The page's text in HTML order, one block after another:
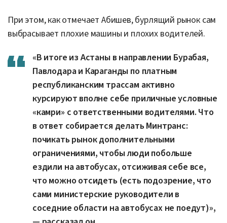
При этом, как отмечает Абишев, бурлящий рынок сам
выбрасывает плохие машины и плохих водителей.
«В итоге из Астаны в направлении Бурабая,
Павлодара и Караганды по платным
республиканским трассам активно
курсируют вполне себе приличные условные
«камри» с ответственными водителями. Что
в ответ собирается делать Минтранс:
почикать рынок дополнительными
ограничениями, чтобы люди побольше
ездили на автобусах, отсиживая себе все,
что можно отсидеть (есть подозрение, что
сами министерские руководители в
соседние области на автобусах не поедут)»,